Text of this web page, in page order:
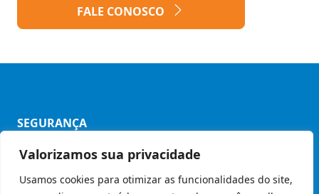
Valorizamos sua privacidade
Usamos cookies para otimizar as funcionalidades do site,
FALE CONOSCO
SEGURANÇA
Política de Privacidade
Código de Ética